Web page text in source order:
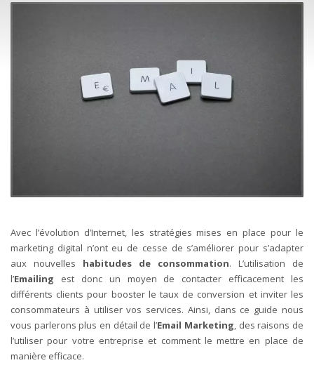
Avec l’évolution d’Internet, les stratégies mises en place pour le
marketing digital n’ont eu de cesse de s’améliorer pour s’adapter
aux nouvelles habitudes de consommation. L’utilisation de
l’Emailing est donc un moyen de contacter efficacement les
différents clients pour booster le taux de conversion et inviter les
consommateurs à utiliser vos services. Ainsi, dans ce guide nous
vous parlerons plus en détail de l’Email Marketing, des raisons de
l’utiliser pour votre entreprise et comment le mettre en place de
manière efficace.